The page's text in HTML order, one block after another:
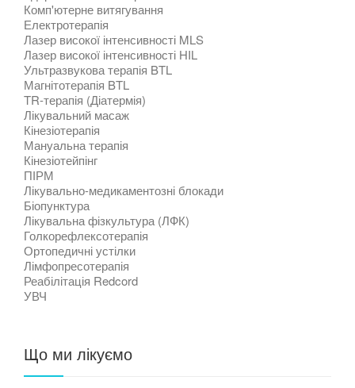
Комп'ютерне витягування
Електротерапія
Лазер високої інтенсивності MLS
Лазер високої інтенсивності HIL
Ультразвукова терапія BTL
Магнітотерапія BTL
TR-терапія (Діатермія)
Лікувальний масаж
Кінезіотерапія
Мануальна терапія
Кінезіотейпінг
ПІРМ
Лікувально-медикаментозні блокади
Біопунктура
Лікувальна фізкультура (ЛФК)
Голкорефлексотерапія
Ортопедичні устілки
Лімфопресотерапія
Реабілітація Redcord
УВЧ
Що ми лікуємо